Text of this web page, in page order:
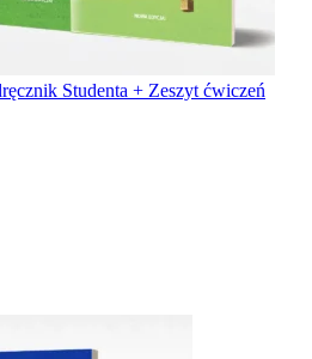
Studenta + Zeszyt ćwiczeń